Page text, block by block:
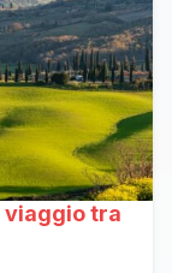
viaggio tra